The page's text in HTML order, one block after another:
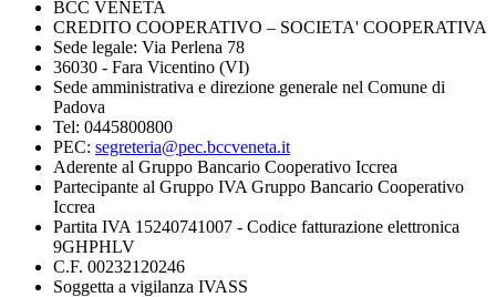
BCC VENETA
CREDITO COOPERATIVO – SOCIETA' COOPERATIVA
Sede legale: Via Perlena 78
36030 - Fara Vicentino (VI)
Sede amministrativa e direzione generale nel Comune di
Padova
Tel: 0445800800
PEC: segreteria@pec.bccveneta.it
Aderente al Gruppo Bancario Cooperativo Iccrea
Partecipante al Gruppo IVA Gruppo Bancario Cooperativo
Iccrea
Partita IVA 15240741007 - Codice fatturazione elettronica
9GHPHLV
C.F. 00232120246
Soggetta a vigilanza IVASS